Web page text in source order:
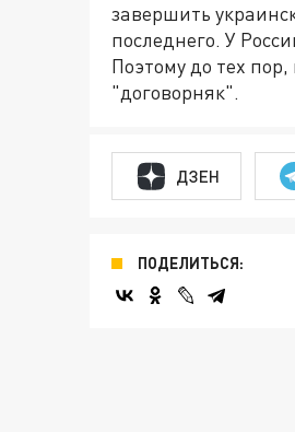
завершить
последнего. У
Поэтому до тех
"договорняк".
ДЗЕН
ПОДЕЛИТЬСЯ: